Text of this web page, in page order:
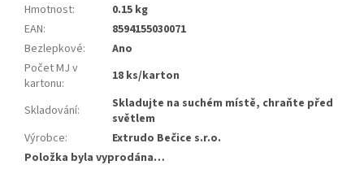
Hmotnost:
0.15 kg
EAN:
8594155030071
Bezlepkové:
Ano
Počet MJ v
kartonu: 18 ks/karton
Skladování:
Skladujte na suchém místě, chraňte před
světlem
Výrobce:
Extrudo Bečice s.r.o.
Položka byla vyprodána…